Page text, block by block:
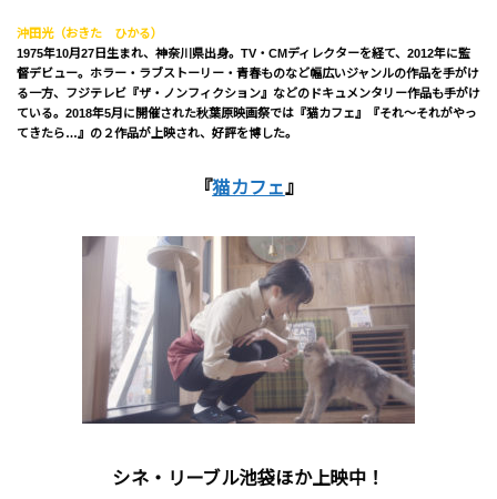
沖田光（おきた ひかる）
1975年10月27日生まれ、神奈川県出身。TV・CMディレクターを経て、2012年に監
督デビュー。ホラー・ラブストーリー・青春ものなど幅広いジャンルの作品を手がけ
る一方、フジテレビ『ザ・ノンフィクション』などのドキュメンタリー作品も手がけ
ている。2018年5月に開催された秋葉原映画祭では『猫カフェ』『それ〜それがやっ
てきたら…』の２作品が上映され、好評を博した。
『猫カフェ』
シネ・リーブル池袋ほか上映中！